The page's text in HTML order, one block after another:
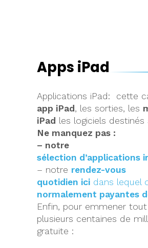
Apps iPad
Applications iPad: cette
app iPad , les sorties, les
iPad les logiciels destinés
Ne manquez pas :
– notre
sélection d’applications
– notre rendez-vous
quotidien ici dans lequel
normalement payantes
Enfin, pour emmener
plusieurs centaines de
gratuite :